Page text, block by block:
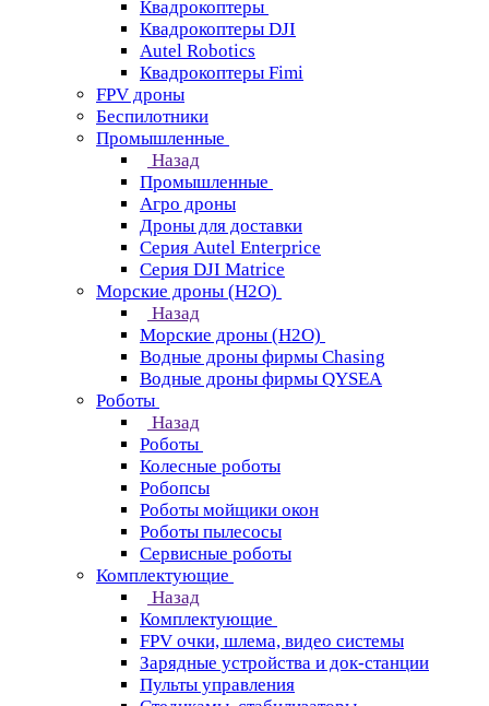
Квадрокоптеры
Квадрокоптеры DJI
Autel Robotics
Квадрокоптеры Fimi
FPV дроны
Беспилотники
Промышленные
Назад
Промышленные
Агро дроны
Дроны для доставки
Серия Autel Enterprice
Серия DJI Matrice
Морские дроны (H2O)
Назад
Морские дроны (H2O)
Водные дроны фирмы Chasing
Водные дроны фирмы QYSEA
Роботы
Назад
Роботы
Колесные роботы
Робопсы
Роботы мойщики окон
Роботы пылесосы
Сервисные роботы
Комплектующие
Назад
Комплектующие
FPV очки, шлема, видео системы
Зарядные устройства и док-станции
Пульты управления